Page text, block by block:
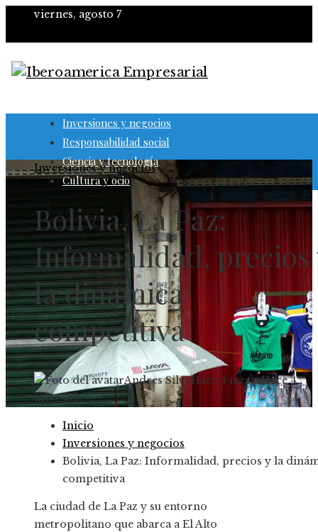
viernes, agosto 7
Inversiones y negocios
Responsabilidad social
Ciencia y tecnología
Cultura y ocio
Inversiones y negocios
Bolivia, La Paz:
Informalidad, precios
la dinámica
competitiva
Andres SilvaHace 4 mesesHace 4
meses89
Inicio
Inversiones y negocios
Bolivia, La Paz: Informalidad, precios y la
competitiva
La ciudad de La Paz y su entorno
metropolitano que abarca a El Alto